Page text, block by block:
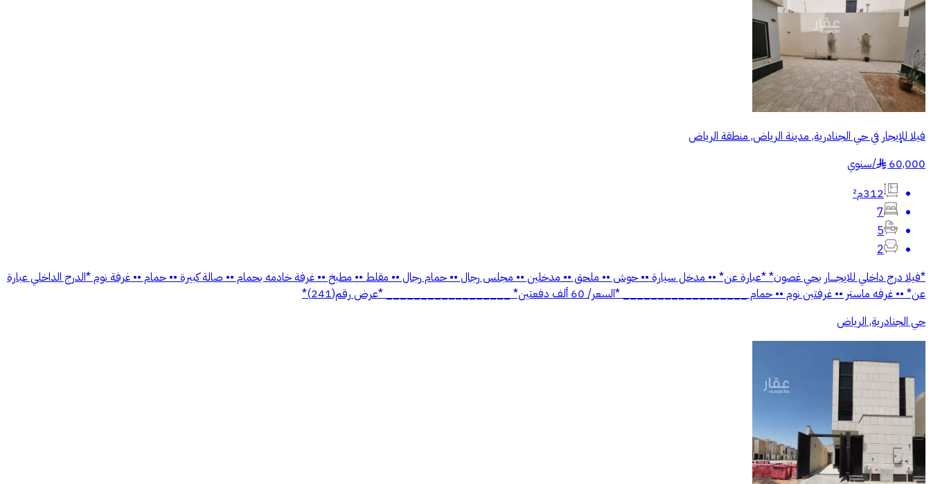
فيلا للإيجار في حي الجنادرية, مدينة الرياض, منطقة الرياض
60,000
§
/سنوي
312م²
7
5
2
*فيلا درج داخلي للايجــــار بحي غصون* *عبارة عن* •• مدخل سيارة •• حوش •• ملحق •• مدخلين •• مجلس رجال •• حمام رجال •• مقلط •• مطبخ •• غرفة خادمه بحمام •• صالة كبيرة •• حمام •• غرفة نوم *الدرج الداخلي عبارة
عن* •• غرفه ماستر •• غرفتين نوم •• حمام __________________ *السعر/ 60 ألف دفعتين* __________________ *عرض رقم(241)*
حي الجنادرية, الرياض